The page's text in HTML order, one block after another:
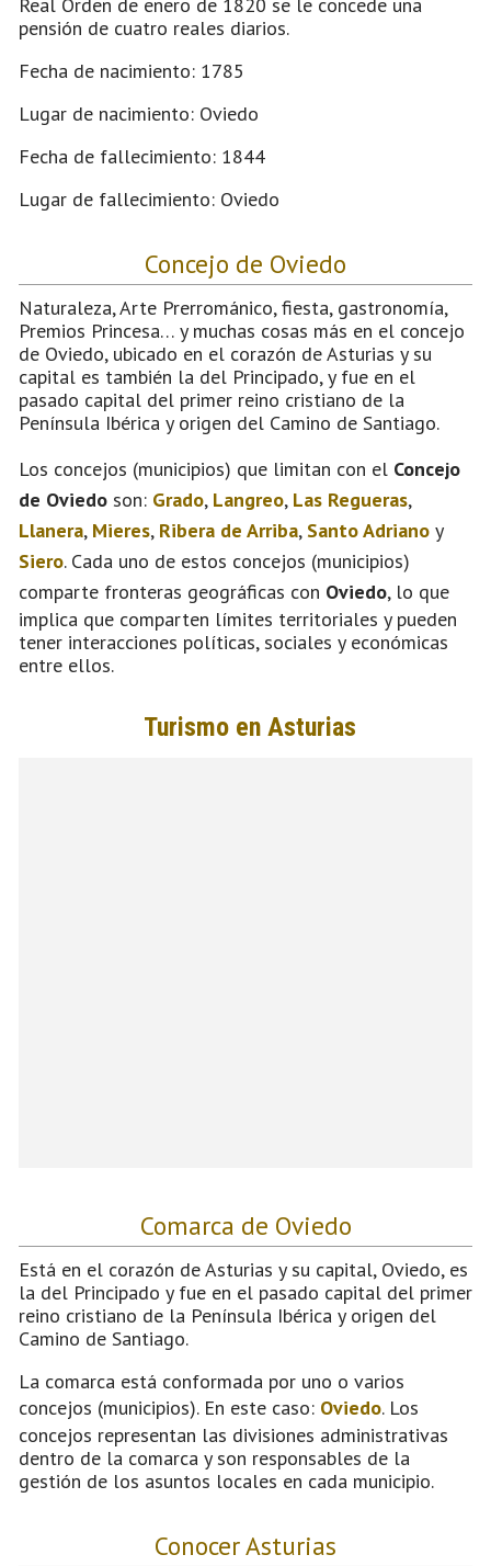
pensión de cuatro reales diarios.
Fecha de nacimiento: 1785
Lugar de nacimiento: Oviedo
Fecha de fallecimiento: 1844
Lugar de fallecimiento: Oviedo
Concejo de Oviedo
Naturaleza, Arte Prerrománico, fiesta, gastronomía,
Premios Princesa… y muchas cosas más en el concejo
de Oviedo, ubicado en el corazón de Asturias y su
capital es también la del Principado, y fue en el
pasado capital del primer reino cristiano de la
Península Ibérica y origen del Camino de Santiago.
Los concejos (municipios) que limitan con el Concejo
de Oviedo son: Grado, Langreo, Las Regueras,
Llanera, Mieres, Ribera de Arriba, Santo Adriano y
Siero. Cada uno de estos concejos (municipios)
comparte fronteras geográficas con Oviedo, lo que
implica que comparten límites territoriales y pueden
tener interacciones políticas, sociales y económicas
entre ellos.
Comarca de Oviedo
Está en el corazón de Asturias y su capital, Oviedo, es
la del Principado y fue en el pasado capital del primer
reino cristiano de la Península Ibérica y origen del
Camino de Santiago.
La comarca está conformada por uno o varios
concejos (municipios). En este caso: Oviedo. Los
concejos representan las divisiones administrativas
dentro de la comarca y son responsables de la
gestión de los asuntos locales en cada municipio.
Conocer Asturias